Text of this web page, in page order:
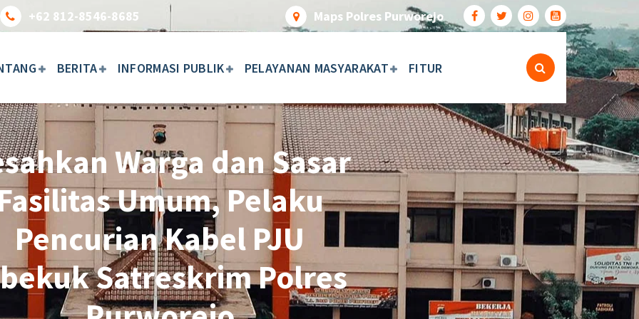
+62 812-8546-8685 Maps Polres Purworejo
BERITA INFORMASI PUBLIK PELAYANAN MASYARAKAT FITUR
Warga dan Sasar
Umum, Pelaku
Pencurian Kabel PJU
Satreskrim Polres